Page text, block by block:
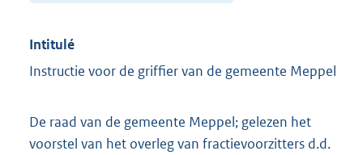
Intitulé
Instructie voor de griffier van de gemeente Meppel
De raad van de gemeente Meppel; gelezen het
voorstel van het overleg van fractievoorzitters d.d.